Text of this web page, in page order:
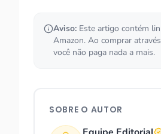
Aviso: Este artigo contém
Amazon. Ao comprar
você não paga nada a mais.
SOBRE O AUTOR